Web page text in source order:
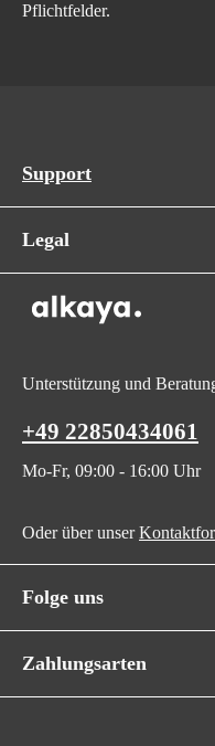
Pflichtfelder.
Support
Legal
Unterstützung und
+49 22850434061
Mo-Fr, 09:00 - 16:00 Uhr
Oder über unser
Folge uns
Zahlungsarten